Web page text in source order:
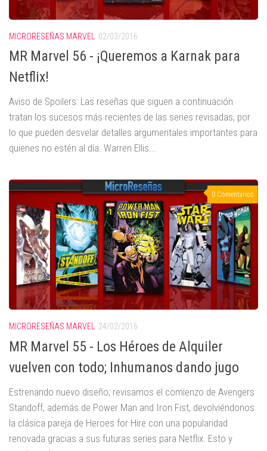
MICRORESEÑAS MARVEL 02/03/2016
MR Marvel 56 - ¡Queremos a Karnak para
Netflix!
Aviso de Spoilers: Las reseñas que siguen a continuación
tratan los sucesos más recientes de las series revisadas, por
lo que pueden desvelar detalles argumentales importantes para
quienes no estén al día. Warren Ellis...
0 Comentarios
MICRORESEÑAS MARVEL 24/02/2016
MR Marvel 55 - Los Héroes de Alquiler
vuelven con todo; Inhumanos dando jugo
Estrenando nuevo diseño, revisamos el comienzo de Avengers
Standoff, además de Power Man and Iron Fist, devolviéndonos
la clásica pareja de Heroes for Hire con una popularidad
renovada gracias a sus futuras series para Netflix. Esto y